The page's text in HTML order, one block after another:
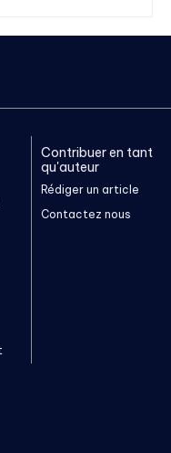
Contribuer en tant
qu'auteur
Rédiger un article
Contactez nous